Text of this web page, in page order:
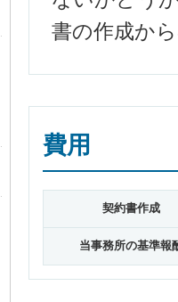
書の作成か
費用
契約書作成
当事務所の基準報